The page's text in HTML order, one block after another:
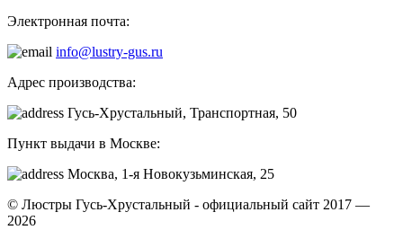
Электронная почта:
info@lustry-gus.ru
Адрес производства:
Гусь-Хрустальный, Транспортная, 50
Пункт выдачи в Москве:
Москва, 1-я Новокузьминская, 25
© Люстры Гусь-Хрустальный - официальный сайт 2017 —
2026